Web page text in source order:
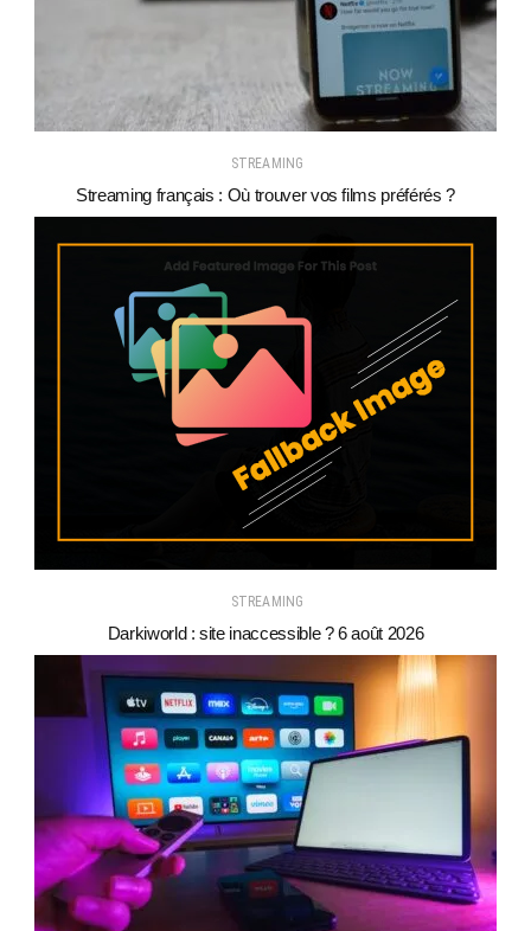
STREAMING
Streaming français : Où trouver vos films préférés ?
STREAMING
Darkiworld : site inaccessible ? 6 août 2026